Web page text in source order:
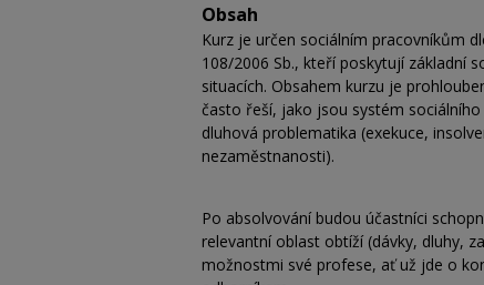
Obsah
Kurz je určen sociálním pracovníkům
108/2006 Sb., kteří poskytují základní
situacích. Obsahem kurzu je
často řeší, jako jsou systém
dluhová problematika (exekuce,
nezaměstnanosti).
Po absolvování budou účastníci
relevantní oblast obtíží (dávky, dluhy,
možnostmi své profese, ať už jde o